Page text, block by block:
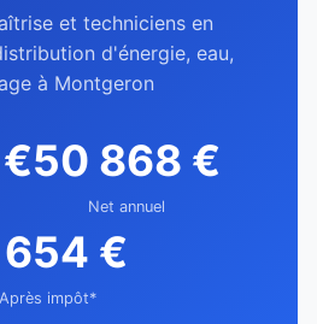
et techniciens en
d'énergie, eau,
à Montgeron
50 868 €
Net annuel
€
Après impôt*